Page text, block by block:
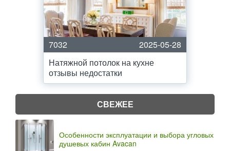
7032
2025-05-28
Натяжной потолок на кухне
отзывы недостатки
СВЕЖЕЕ
Особенности эксплуатации и выбора угловых
душевых кабин Avacan